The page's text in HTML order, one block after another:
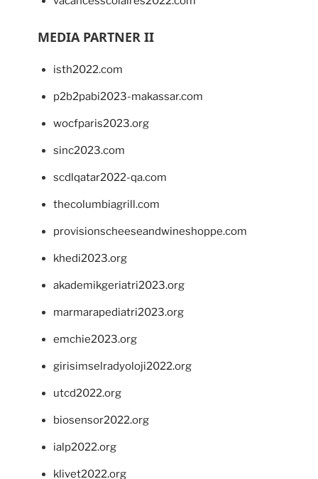
MEDIA PARTNER II
isth2022.com
p2b2pabi2023-makassar.com
wocfparis2023.org
sinc2023.com
scdlqatar2022-qa.com
thecolumbiagrill.com
provisionscheeseandwineshoppe.com
khedi2023.org
akademikgeriatri2023.org
marmarapediatri2023.org
emchie2023.org
girisimselradyoloji2022.org
utcd2022.org
biosensor2022.org
ialp2022.org
klivet2022.org